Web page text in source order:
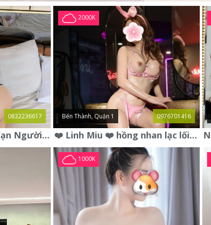
0832236617
❤️An Nhiên❤️Mỹ Nữ Vạn Người Mê,Da Trắng, Mặt Xynh, Đẹp Từng
2000K
Bến Thành, Quận 1 0976701416
❤️ Linh Miu ❤️ hồng nhan lạc lối , vẻ đẹp không thể chối từ .
1000K